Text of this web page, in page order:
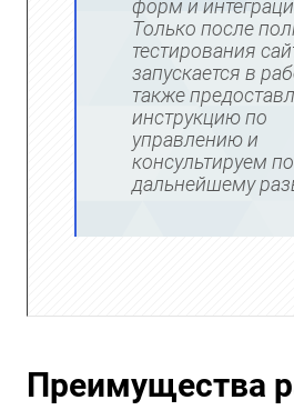
форм и
Только после
тестирования
запускается в
также
инструкцию по
управлению и
консультируем по
дальнейшему
Преимущества